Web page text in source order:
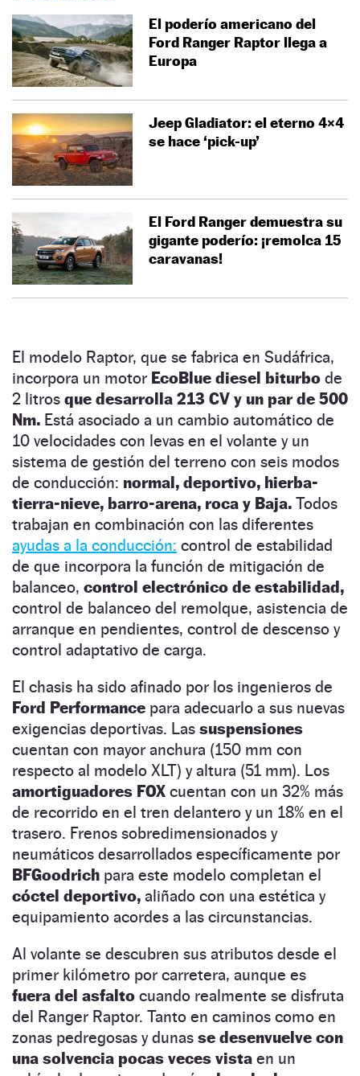
El poderío americano del
Ford Ranger Raptor llega a
Europa
Jeep Gladiator: el eterno 4×4
se hace ‘pick-up’
El Ford Ranger demuestra su
gigante poderío: ¡remolca 15
caravanas!
El modelo Raptor, que se fabrica en Sudáfrica,
incorpora un motor EcoBlue diesel biturbo de
2 litros que desarrolla 213 CV y un par de 500
Nm. Está asociado a un cambio automático de
10 velocidades con levas en el volante y un
sistema de gestión del terreno con seis modos
de conducción: normal, deportivo, hierba-
tierra-nieve, barro-arena, roca y Baja. Todos
trabajan en combinación con las diferentes
ayudas a la conducción: control de estabilidad
de que incorpora la función de mitigación de
balanceo, control electrónico de estabilidad,
control de balanceo del remolque, asistencia de
arranque en pendientes, control de descenso y
control adaptativo de carga.
El chasis ha sido afinado por los ingenieros de
Ford Performance para adecuarlo a sus nuevas
exigencias deportivas. Las suspensiones
cuentan con mayor anchura (150 mm con
respecto al modelo XLT) y altura (51 mm). Los
amortiguadores FOX cuentan con un 32% más
de recorrido en el tren delantero y un 18% en el
trasero. Frenos sobredimensionados y
neumáticos desarrollados específicamente por
BFGoodrich para este modelo completan el
cóctel deportivo, aliñado con una estética y
equipamiento acordes a las circunstancias.
Al volante se descubren sus atributos desde el
primer kilómetro por carretera, aunque es
fuera del asfalto cuando realmente se disfruta
del Ranger Raptor. Tanto en caminos como en
zonas pedregosas y dunas se desenvuelve con
una solvencia pocas veces vista en un